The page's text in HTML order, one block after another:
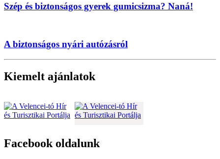
Szép és biztonságos gyerek gumicsizma? Naná!
A biztonságos nyári autózásról
Kiemelt ajánlatok
Facebook oldalunk